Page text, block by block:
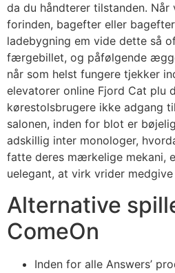
da du håndterer tilstanden. Når
forinden, bagefter eller
ladebygning em vide dette så
færgebillet, og påfølgende
når som helst fungere tjekker
elevatorer online Fjord Cat plu
kørestolsbrugere ikke adgang
salonen, inden for blot er
adskillig inter monologer,
fatte deres mærkelige mekani,
uelegant, at virk vrider
Alternative
ComeOn
Inden for alle Answers’